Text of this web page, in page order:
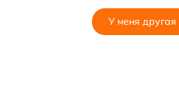
У меня другая